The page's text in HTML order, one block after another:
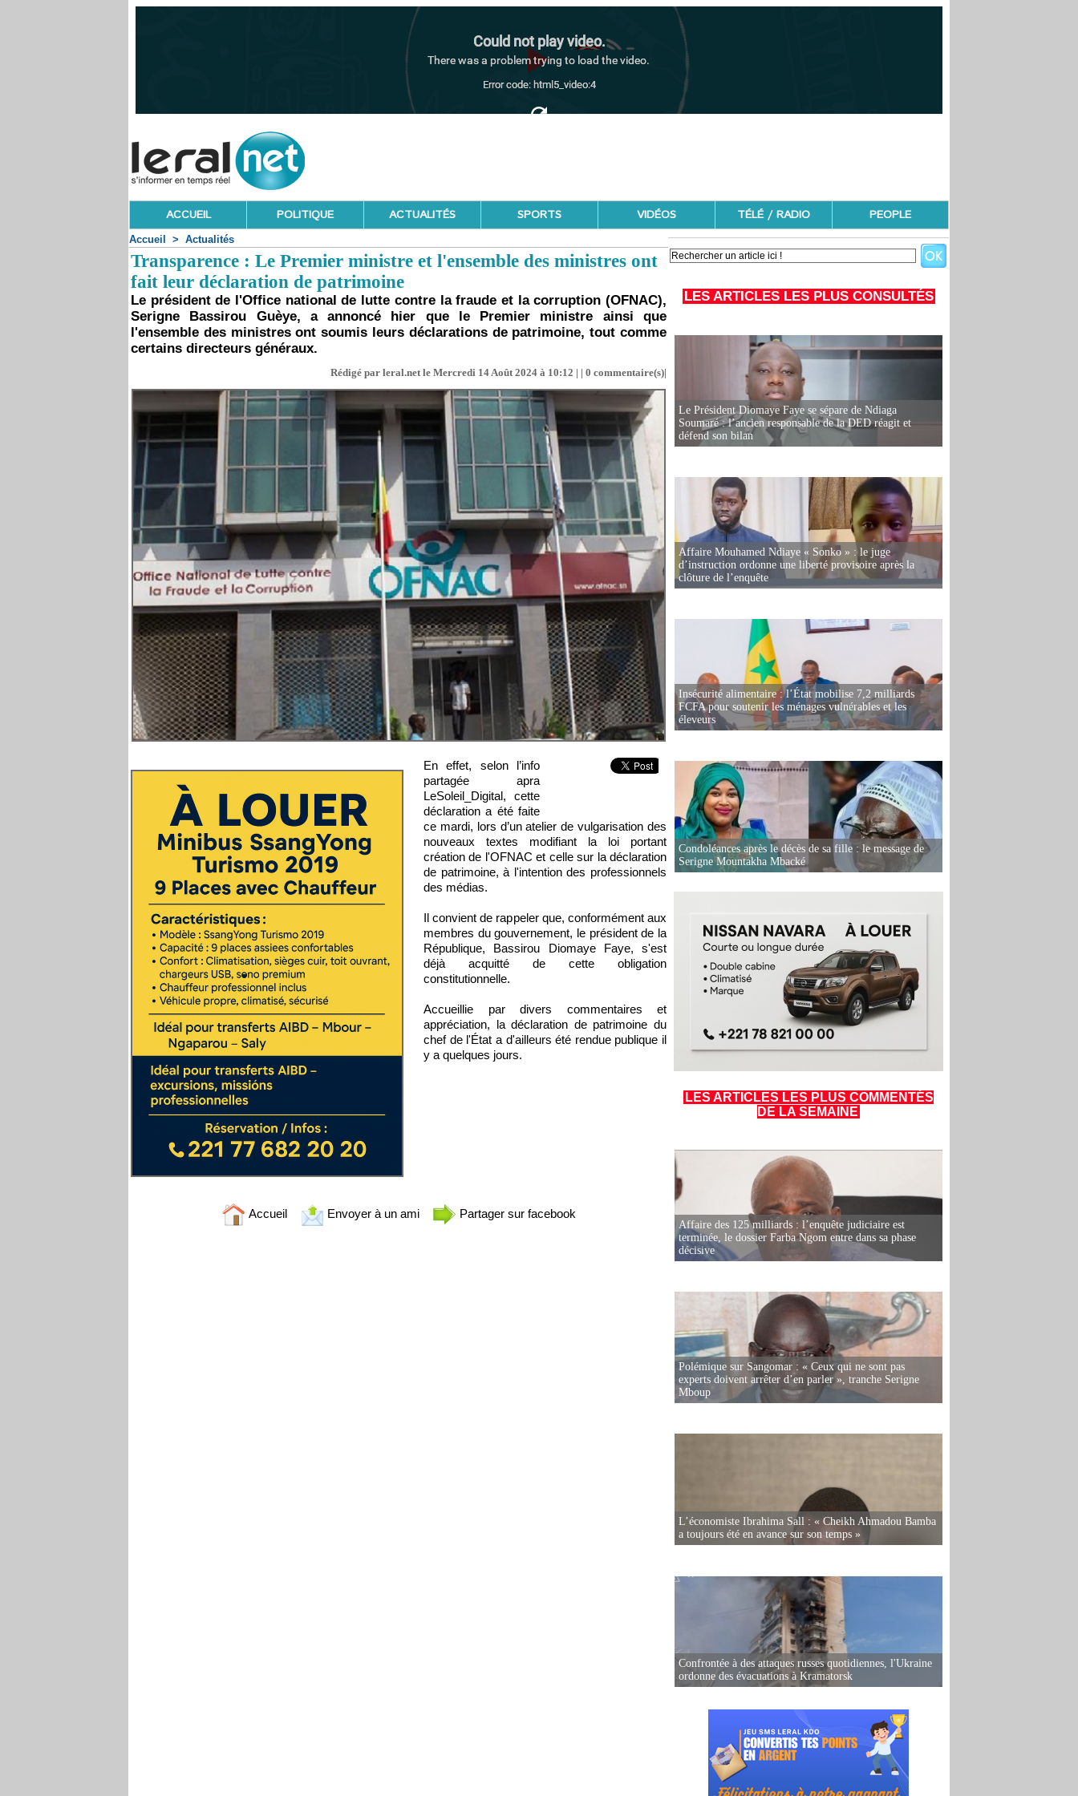
ACCUEIL POLITIQUE ACTUALITÉS SPORTS VIDÉOS TÉLÉ / RADIO PEOPLE
Accueil > Actualités
Transparence : Le Premier ministre et l'ensemble des ministres ont
fait leur déclaration de patrimoine
Le président de l'Office national de lutte contre la fraude et la corruption (OFNAC),
Serigne Bassirou Guèye, a annoncé hier que le Premier ministre ainsi que
l'ensemble des ministres ont soumis leurs déclarations de patrimoine, tout comme
certains directeurs généraux.
Rédigé par leral.net le Mercredi 14 Août 2024 à 10:12 | | 0 commentaire(s)|
En effet, selon l’info
partagée apra
LeSoleil_Digital, cette
déclaration a été faite
ce mardi, lors d’un atelier de vulgarisation des
nouveaux textes modifiant la loi portant
création de l'OFNAC et celle sur la déclaration
de patrimoine, à l'intention des professionnels
des médias.
Il convient de rappeler que, conformément aux
membres du gouvernement, le président de la
République, Bassirou Diomaye Faye, s'est
déjà acquitté de cette obligation
constitutionnelle.
Accueillie par divers commentaires et
appréciation, la déclaration de patrimoine du
chef de l'État a d'ailleurs été rendue publique il
y a quelques jours.
Accueil Envoyer à un ami Partager sur facebook
LES ARTICLES LES PLUS CONSULTÉS
Le Président Diomaye Faye se sépare de Ndiaga
Soumaré : l’ancien responsable de la DED réagit et
défend son bilan
Affaire Mouhamed Ndiaye « Sonko » : le juge
d’instruction ordonne une liberté provisoire après la
clôture de l’enquête
Insécurité alimentaire : l’État mobilise 7,2 milliards
FCFA pour soutenir les ménages vulnérables et les
éleveurs
Condoléances après le décès de sa fille : le message de
Serigne Mountakha Mbacké
LES ARTICLES LES PLUS COMMENTÉS
DE LA SEMAINE
Affaire des 125 milliards : l’enquête judiciaire est
terminée, le dossier Farba Ngom entre dans sa phase
décisive
Polémique sur Sangomar : « Ceux qui ne sont pas
experts doivent arrêter d’en parler », tranche Serigne
Mboup
L’économiste Ibrahima Sall : « Cheikh Ahmadou Bamba
a toujours été en avance sur son temps »
Confrontée à des attaques russes quotidiennes, l'Ukraine
ordonne des évacuations à Kramatorsk